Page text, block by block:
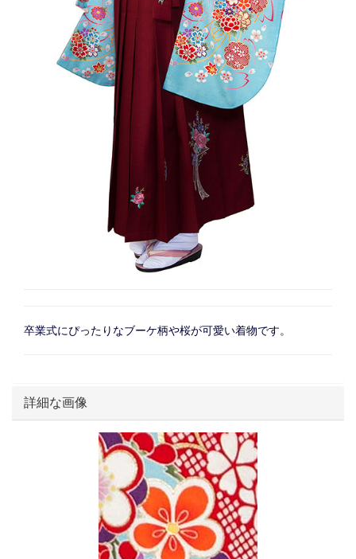
卒業式にぴったりなブーケ柄や桜が可愛い着物です。
詳細な画像